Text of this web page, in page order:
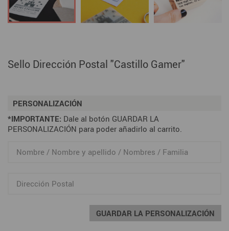
Sello Dirección Postal "Castillo Gamer"
PERSONALIZACIÓN
*IMPORTANTE: Dale al botón GUARDAR LA
PERSONALIZACIÓN para poder añadirlo al carrito.
GUARDAR LA PERSONALIZACIÓN